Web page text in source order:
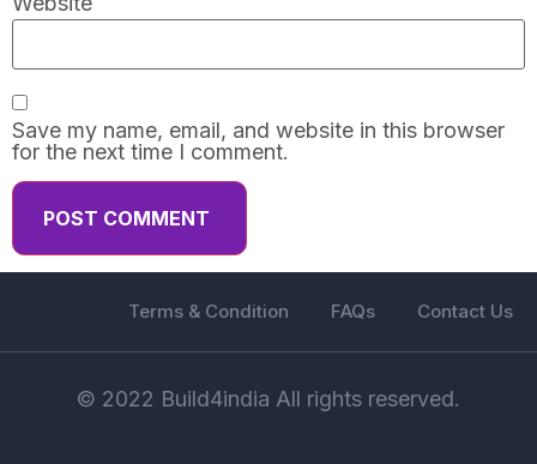
Save my name, email, and website in this browser
for the next time I comment.
Terms & Condition FAQs Contact Us
© 2022 Build4india All rights reserved.